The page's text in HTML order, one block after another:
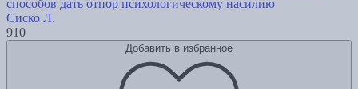
способов дать отпор психологическому насилию
Сиско Л.
910
Добавить в избранное